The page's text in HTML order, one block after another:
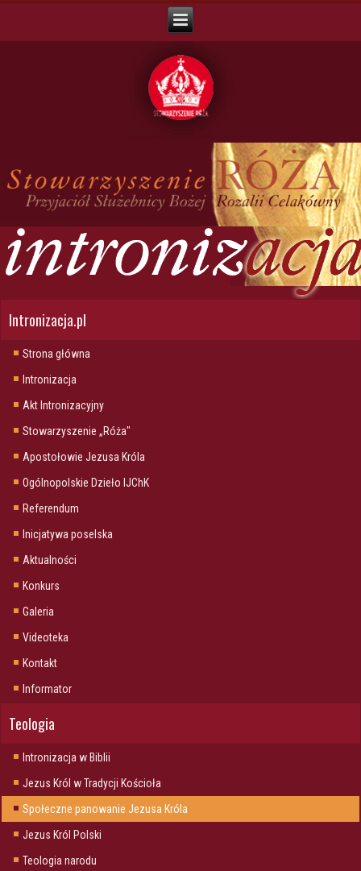
Intronizacja.pl
Strona główna
Intronizacja
Akt Intronizacyjny
Stowarzyszenie „Róża"
Apostołowie Jezusa Króla
Ogólnopolskie Dzieło IJChK
Referendum
Inicjatywa poselska
Aktualności
Konkurs
Galeria
Videoteka
Kontakt
Informator
Teologia
Intronizacja w Biblii
Jezus Król w Tradycji Kościoła
Społeczne panowanie Jezusa Króla
Jezus Król Polski
Teologia narodu